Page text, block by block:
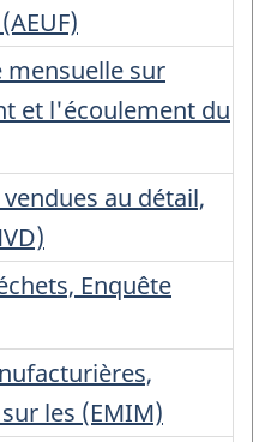
mensuelle sur
et l'écoulement du
au détail,
Enquête
les (EMIM)